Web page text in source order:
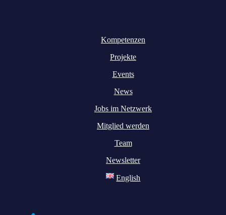
Kompetenzen
Projekte
Events
News
Jobs im Netzwerk
Mitglied werden
Team
Newsletter
English